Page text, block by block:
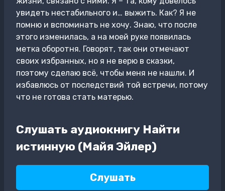
увидеть нестабильного и… выжить. Как? Я не
помню и вспоминать не хочу. Знаю, что после
этого изменилась, а на моей руке появилась
метка оборотня. Говорят, так они отмечают
своих избранных, но я не верю в сказки,
поэтому сделаю всё, чтобы меня не нашли. И
избавлюсь от последствий той встречи, потому
что не готова стать матерью.
Слушать аудиокнигу Найти
истинную (Майя Эйлер)
Слушать